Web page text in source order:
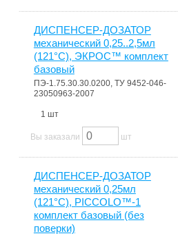
ДИСПЕНСЕР-ДОЗАТОР
механический 0,25..2,5мл
(121°С), ЭКРОС™ комплект
базовый
ПЭ-1.75.30.30.0200, ТУ 9452-046-
23050963-2007
1 шт
Вы заказали шт
ДИСПЕНСЕР-ДОЗАТОР
механический 0,25мл
(121°С), PICCOLO™-1
комплект базовый (без
поверки)